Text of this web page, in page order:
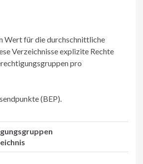
Wert für die durchschnittliche
Verzeichnisse explizite Rechte
pro
(BEP).